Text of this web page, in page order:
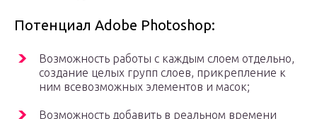
Потенциал Adobe Photoshop:
Возможность работы с каждым слоем отдельно,
создание целых групп слоев, прикрепление к
ним всевозможных элементов и масок;
Возможность добавить в реальном времени